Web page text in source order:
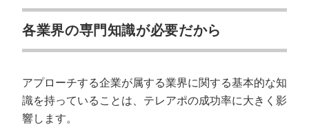
各業界の専門知識が必要だから
アプローチする企業が属する業界に関する基本的な知
識を持っていることは、テレアポの成功率に大きく影
響します。